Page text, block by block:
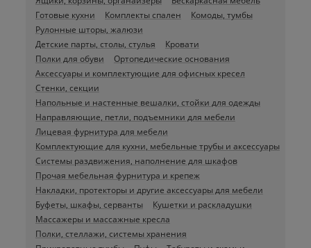
Готовые кухни
Комплекты спален
Комоды, тумбы
Рулонные шторы, жалюзи
Детские парты, столы, стулья
Кровати
Полки для обуви
Ортопедические основания
Аксессуары и комплектующие для офисных кресел
Стенки, секции
Напольные и настенные вешалки, стойки для одежды
Направляющие, петли, подъемники для мебели
Лицевая фурнитура для мебели
Комплектующие для кухни, мебельные трубы и аксессуары
Системы раздвижения, наполнение для шкафов
Прочая мебельная фурнитура и крепеж
Накладки, протекторы и другие аксессуары для мебели
Буфеты, шкафы, серванты
Кушетки и раскладушки
Массажеры и массажные кресла
Полки, стеллажи, системы хранения